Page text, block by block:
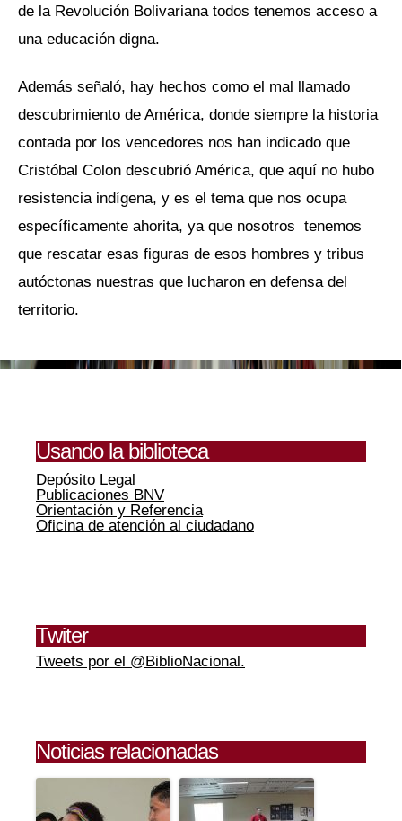
de la Revolución Bolivariana todos tenemos acceso a
una educación digna.
Además señaló, hay hechos como el mal llamado
descubrimiento de América, donde siempre la historia
contada por los vencedores nos han indicado que
Cristóbal Colon descubrió América, que aquí no hubo
resistencia indígena, y es el tema que nos ocupa
específicamente ahorita, ya que nosotros tenemos
que rescatar esas figuras de esos hombres y tribus
autóctonas nuestras que lucharon en defensa del
territorio.
Usando la biblioteca
Depósito Legal
Publicaciones BNV
Orientación y Referencia
Oficina de atención al ciudadano
Twiter
Tweets por el @BiblioNacional.
Noticias relacionadas